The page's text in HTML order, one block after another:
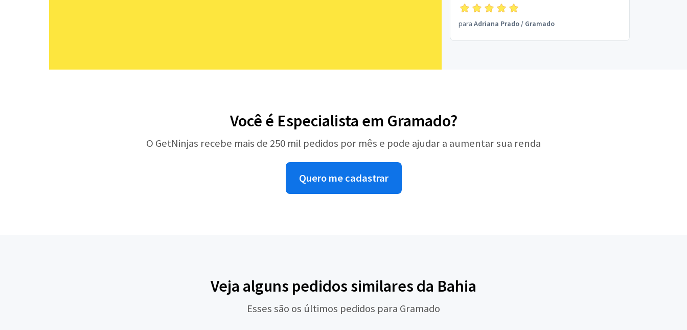
para Adriana Prado/ Gramado
Você é Especialista em Gramado?
O GetNinjas recebe mais de 250 mil pedidos por mês e pode ajudar a aumentar sua renda
Quero me cadastrar
Veja alguns pedidos similares da Bahia
Esses são os últimos pedidos para Gramado